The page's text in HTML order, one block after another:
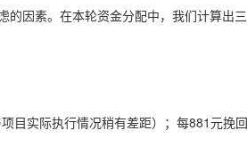
因素。在本轮资金分配中，我们计算出
目实际执行情况稍有差距）；每881元挽